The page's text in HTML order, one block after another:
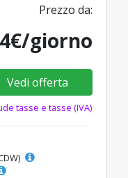
Prezzo da:
giorno
Vedi offerta
tasse e tasse (IVA)